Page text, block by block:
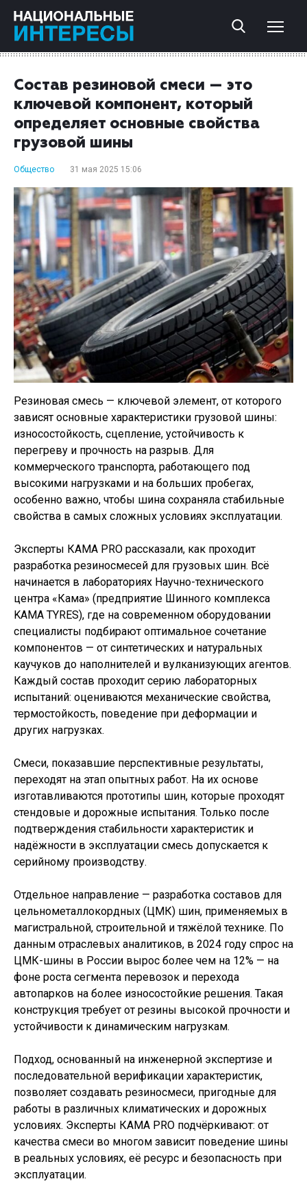
Состав резиновой смеси — это
ключевой компонент, который
определяет основные свойства
грузовой шины
Общество 31 мая 2025 15:06
Резиновая смесь — ключевой элемент, от которого
зависят основные характеристики грузовой шины:
износостойкость, сцепление, устойчивость к
перегреву и прочность на разрыв. Для
коммерческого транспорта, работающего под
высокими нагрузками и на больших пробегах,
особенно важно, чтобы шина сохраняла стабильные
свойства в самых сложных условиях эксплуатации.
Эксперты КАМА PRO рассказали, как проходит
разработка резиносмесей для грузовых шин. Всё
начинается в лабораториях Научно-технического
центра «Кама» (предприятие Шинного комплекса
KAMA TYRES), где на современном оборудовании
специалисты подбирают оптимальное сочетание
компонентов — от синтетических и натуральных
каучуков до наполнителей и вулканизующих агентов.
Каждый состав проходит серию лабораторных
испытаний: оцениваются механические свойства,
термостойкость, поведение при деформации и
других нагрузках.
Смеси, показавшие перспективные результаты,
переходят на этап опытных работ. На их основе
изготавливаются прототипы шин, которые проходят
стендовые и дорожные испытания. Только после
подтверждения стабильности характеристик и
надёжности в эксплуатации смесь допускается к
серийному производству.
Отдельное направление — разработка составов для
цельнометаллокордных (ЦМК) шин, применяемых в
магистральной, строительной и тяжёлой технике. По
данным отраслевых аналитиков, в 2024 году спрос на
ЦМК-шины в России вырос более чем на 12% — на
фоне роста сегмента перевозок и перехода
автопарков на более износостойкие решения. Такая
конструкция требует от резины высокой прочности и
устойчивости к динамическим нагрузкам.
Подход, основанный на инженерной экспертизе и
последовательной верификации характеристик,
позволяет создавать резиносмеси, пригодные для
работы в различных климатических и дорожных
условиях. Эксперты КАМА PRO подчёркивают: от
качества смеси во многом зависит поведение шины
в реальных условиях, её ресурс и безопасность при
эксплуатации.